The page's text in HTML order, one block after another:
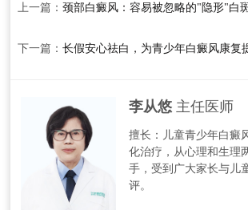
上一篇： 颈部白癜风：容易被忽略的"隐形"白
下一篇： 长假安心祛白，为青少年白癜风康复
李从悠 主任医师
擅长：儿童青少年白癜
化治疗，从心理和生理
手，受到广大家长与儿
评。